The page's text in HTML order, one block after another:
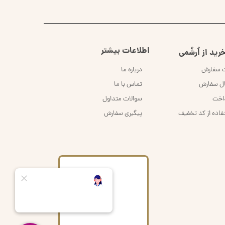
از اُرشُمی
سفارش
سفارش
از کد تخفیف
اطلاعات بیشتر
درباره ما
تماس با ما
سوالات متداول
پیگیری سفارش